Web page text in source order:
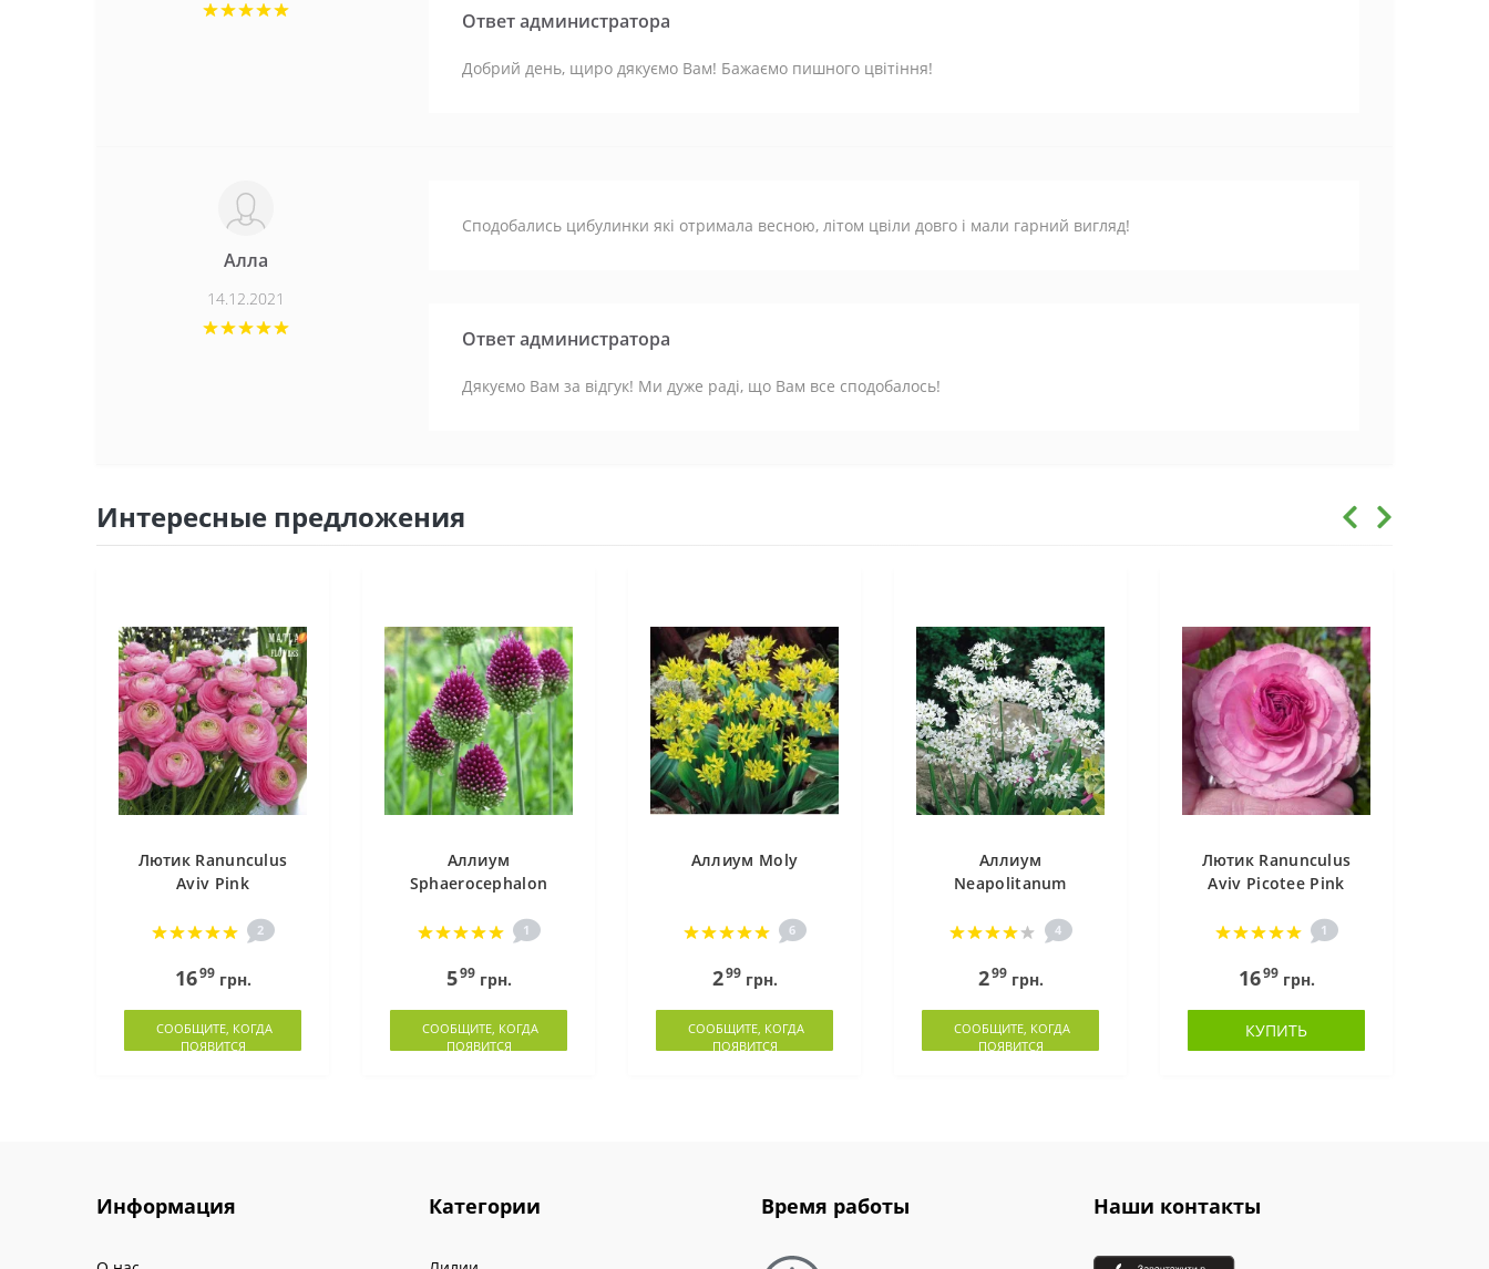
Ответ администратора
Добрий день, щиро дякуємо Вам! Бажаємо пишного цвітіння!
Алла
14.12.2021
Сподобались цибулинки які отримала весною, літом цвіли довго і мали гарний вигляд!
Ответ администратора
Дякуємо Вам за відгук! Ми дуже раді, що Вам все сподобалось!
Интересные предложения
Лютик Ranunculus
Aviv Pink
2
1699грн.
СООБЩИТЕ, КОГДА
ПОЯВИТСЯ
Аллиум
Sphaerocephalon
1
599грн.
СООБЩИТЕ, КОГДА
ПОЯВИТСЯ
Аллиум Moly
6
299грн.
СООБЩИТЕ, КОГДА
ПОЯВИТСЯ
Аллиум
Neapolitanum
4
299грн.
СООБЩИТЕ, КОГДА
ПОЯВИТСЯ
Лютик Ranunculus
Aviv Picotee Pink
1
1699грн.
КУПИТЬ
Информация Категории Время работы Наши контакты